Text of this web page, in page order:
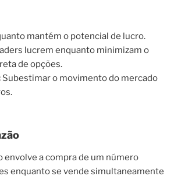
mantém o potencial de lucro.
lucrem enquanto minimizam o
de opções.
Subestimar o movimento do mercado
envolve a compra de um número
enquanto se vende simultaneamente